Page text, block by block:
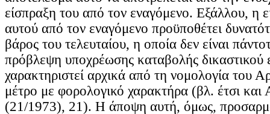
είσπραξη του από τον εναγόμενο. Εξάλλου, η
αυτού από τον εναγόμενο προϋποθέτει
βάρος του τελευταίου, η οποία δεν είναι
πρόβλεψη υποχρέωσης καταβολής δικαστικού
χαρακτηριστεί αρχικά από τη νομολογία του
μέτρο με φορολογικό χαρακτήρα (βλ. έτσι
(21/1973), 21). Η άποψη αυτή, όμως,